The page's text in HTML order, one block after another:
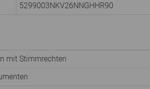
5299003NKV26NNGHHR90
mit Stimmrechten